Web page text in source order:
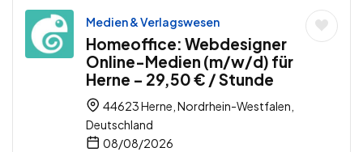
Medien & Verlagswesen
Homeoffice: Webdesigner
Online-Medien (m/w/d) für
Herne – 29,50 € / Stunde
44623 Herne, Nordrhein-Westfalen,
Deutschland
08/08/2026